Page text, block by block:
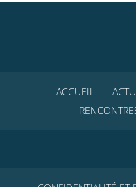
ACCUEIL